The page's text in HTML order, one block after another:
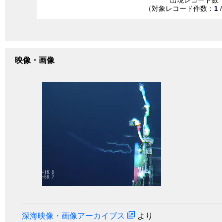
（対象レコード件数： 1 /
映像・画像
深海映像・画像アーカイブス より